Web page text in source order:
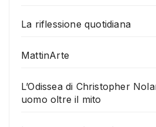
La riflessione quotidiana
MattinArte
L’Odissea di Christopher
uomo oltre il mito